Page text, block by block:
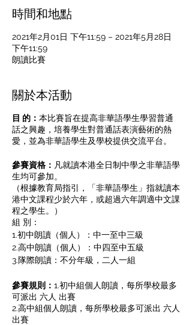
時間和地點
2021年2月01日 下午11:59 – 2021年5月28日
下午11:59
朗讀比賽
關於本活動
目 的： 本比賽旨在提高非華語學生學習普通
話之興趣，培養學生對普通話表演藝術的熱
愛，並為非華語學生及學校提供交流平台。
參賽資格： 凡就讀本港全日制中學之非華語學
生均可參加。
（根據教育局指引，「非華語學生」指就讀本
港中文課程少於六年，或超過六年調適中文課
程之學生。）
組 別：
1.初中朗讀（個人）：中一至中三級
2.高中朗讀（個人）：中四至中五級
3.隊際朗讀：不分年級，二人一組
參賽規則： 1.初中組個人朗讀，每所學校最多
可派出 六人 出賽
2.高中組個人朗讀，每所學校最多可派出 六人
出賽